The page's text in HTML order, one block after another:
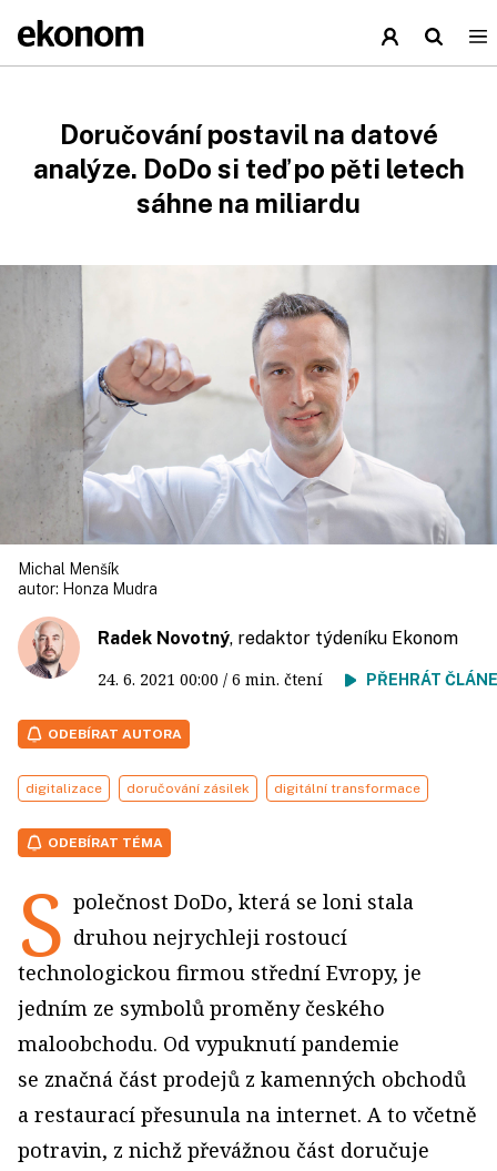
Doručování postavil na datové
analýze. DoDo si teď po pěti letech
sáhne na miliardu
Michal Menšík
autor: Honza Mudra
Radek Novotný, redaktor týdeníku Ekonom
24. 6. 2021 00:00 / 6 min. čtení PŘEHRÁT
ODEBÍRAT AUTORA
digitalizace doručování zásilek digitální transformace
ODEBÍRAT TÉMA
S polečnost DoDo, která se loni stala
druhou nejrychleji rostoucí
technologickou firmou střední Evropy, je
jedním ze symbolů proměny českého
maloobchodu. Od vypuknutí pandemie
se značná část prodejů z kamenných obchodů
a restaurací přesunula na internet. A to včetně
potravin, z nichž převážnou část doručuje